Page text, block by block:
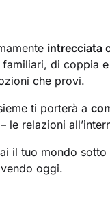
intrecciata
familiari, di coppia
che provi.
ti porterà a
le relazioni
il tuo mondo
oggi.
elementi che